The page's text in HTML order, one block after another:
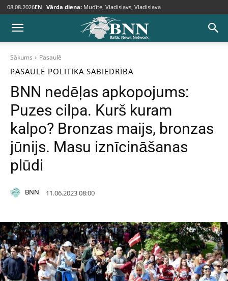
08.08.2026EN Vārda diena: Mudīte, Vladislavs, Vladislava
Sākums Pasaulē
PASAULĒ POLITIKA SABIEDRĪBA
BNN nedēļas apkopojums:
Puzes cilpa. Kurš kuram
kalpo? Bronzas maijs, bronzas
jūnijs. Masu iznīcināšanas
plūdi
BNN 11.06.2023 08:00